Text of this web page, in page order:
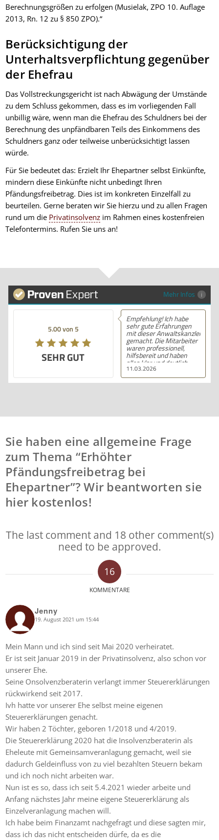
Berechnungsgrößen zu erfolgen (Musielak, ZPO 10. Auflage
2013, Rn. 12 zu § 850 ZPO).“
Berücksichtigung der
Unterhaltsverpflichtung gegenüber
der Ehefrau
Das Vollstreckungsgericht ist nach Abwägung der Umstände
zu dem Schluss gekommen, dass es im vorliegenden Fall
unbillig wäre, wenn man die Ehefrau des Schuldners bei der
Berechnung des unpfändbaren Teils des Einkommens des
Schuldners ganz oder teilweise unberücksichtigt lassen
würde.
Für Sie bedeutet das: Erzielt Ihr Ehepartner selbst Einkünfte,
mindern diese Einkünfte nicht unbedingt Ihren
Pfändungsfreibetrag. Dies ist im konkreten Einzelfall zu
beurteilen. Gerne beraten wir Sie hierzu und zu allen Fragen
rund um die Privatinsolvenz im Rahmen eines kostenfreien
Telefontermins. Rufen Sie uns an!
Mehr Infos
5.00 von 5
SEHR GUT
11.03.2026
Empfehlung! Ich habe
sehr gute Erfahrungen
mit dieser Anwaltskanzlei
gemacht. Die Mitarbeiter
waren professionell,
hilfsbereit und haben
alles klar und deutlich
erklärt. Ich bin mit der
Beratung sehr zufrieden
und kann ihre
Sie haben eine allgemeine Frage
zum Thema “Erhöhter
Pfändungsfreibetrag bei
Ehepartner”? Wir beantworten sie
hier kostenlos!
The last comment and 18 other comment(s)
need to be approved.
16
KOMMENTARE
Jenny
says: 19. August 2021 um 15:44
Mein Mann und ich sind seit Mai 2020 verheiratet.
Er ist seit Januar 2019 in der Privatinsolvenz, also schon vor
unserer Ehe.
Seine Onsolvenzberaterin verlangt immer Steuererklärungen
rückwirkend seit 2017.
Ivh hatte vor unserer Ehe selbst meine eigenen
Steuererklärungen genacht.
Wir haben 2 Töchter, geboren 1/2018 und 4/2019.
Die Steuererklärung 2020 hat die Insolvenzberaterin als
Eheleute mit Gemeinsamveranlagung gemacht, weil sie
dadurch Geldeinfluss von zu viel bezahlten Steuern bekam
und ich noch nicht arbeiten war.
Nun ist es so, dass ich seit 5.4.2021 wieder arbeite und
Anfang nächstes Jahr meine eigene Steuererklärung als
Einzelveranlagung machen will.
Ich habe beim Finanzamt nachgefragt und diese sagten mir,
dass ich das nicht entscheiden dürfe, da es die